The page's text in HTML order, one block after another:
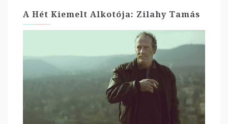
A Hét Kiemelt Alkotója: Zilahy Tamás